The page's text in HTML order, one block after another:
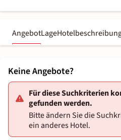
AngebotLage
Keine Angebote?
Für diese Suchkriterien
gefunden werden.
Bitte ändern Sie die
ein anderes Hotel.